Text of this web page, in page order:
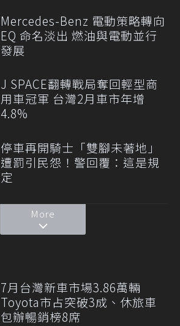
Mercedes-Benz 電動策略轉向
EQ 命名淡出 燃油與電動並行
發展
J SPACE翻轉戰局奪回輕型商
用車冠軍 台灣2月車市年增
4.8%
停車再開騎士「雙腳未著地」
遭罰引民怨！警回覆：這是規
定
More
7月台灣新車市場3.86萬輛
Toyota市占突破3成、休旅車
包辦暢銷榜8席